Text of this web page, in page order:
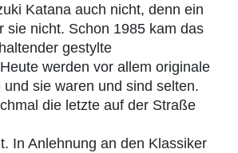
Katana auch nicht, denn ein
sie nicht. Schon 1985 kam das
gestylte
werden vor allem originale
sie waren und sind selten.
die letzte auf der Straße
In Anlehnung an den Klassiker